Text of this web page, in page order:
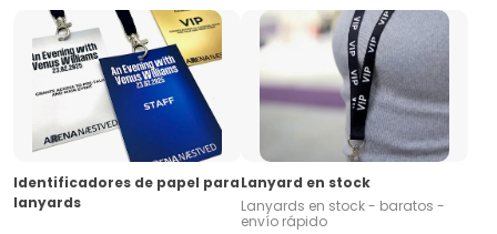
Identificadores de papel para
lanyards
Lanyard en stock
Lanyards en stock - baratos -
envío rápido